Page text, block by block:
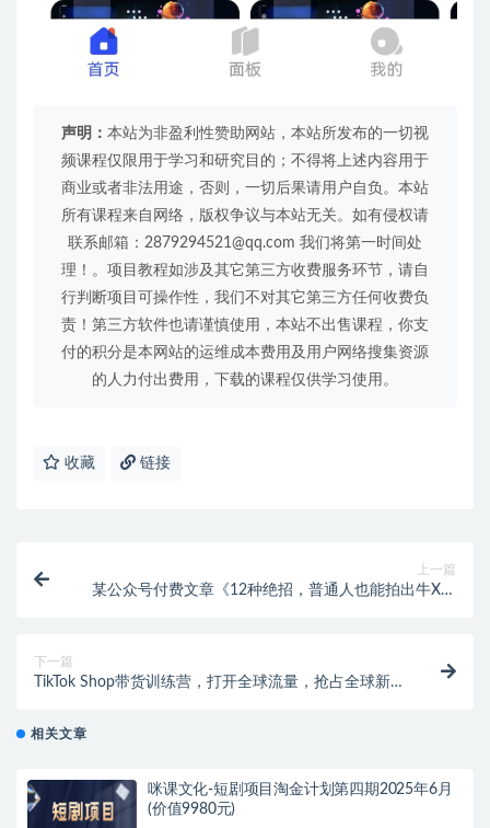
声明： 本站为非盈利性赞助网站，本站所发布的一切视
频课程仅限用于学习和研究目的；不得将上述内容用于
商业或者非法用途，否则，一切后果请用户自负。本站
所有课程来自网络，版权争议与本站无关。如有侵权请
联系邮箱：2879294521@qq.com 我们将第一时间处
理！。项目教程如涉及其它第三方收费服务环节，请自
行判断项目可操作性，我们不对其它第三方任何收费负
责！第三方软件也请谨慎使用，本站不出售课程，你支
付的积分是本网站的运维成本费用及用户网络搜集资源
的人力付出费用，下载的课程仅供学习使用。
收藏 链接
上一篇
某公众号付费文章《12种绝招，普通人也能拍出牛X短
下一篇
TikTok Shop带货训练营，打开全球流量，抢占全球新流
相关文章
咪课文化-短剧项目淘金计划第四期2025年6月
(价值9980元)